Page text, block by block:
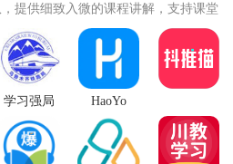
中的视频教程，学习正确的指法
就养成良好的习惯。
提供细致入微的课程讲解，支持课堂
学习强局 HaoYo